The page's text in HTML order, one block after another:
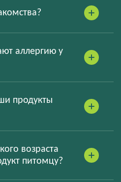
аллергию у
продукты
возраста
питомцу?